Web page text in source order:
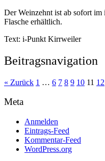
Der Weinzehnt ist ab sofort
Flasche erhältlich.
Text: i-Punkt Kirrweiler
Beitragsnavigation
« Zurück 1 … 6 7 8 9 10 11 12
Meta
Anmelden
Eintrags-Feed
Kommentar-Feed
WordPress.org